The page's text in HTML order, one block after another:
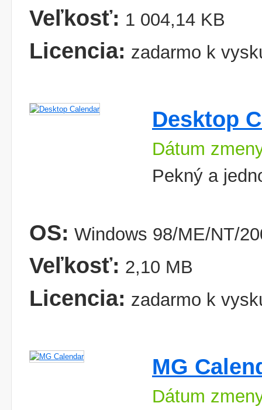
Veľkosť: 1 004,14 KB
Licencia: zadarmo k
Desktop
Dátum
Pekný a
OS: Windows 98/ME/NT/
Veľkosť: 2,10 MB
Licencia: zadarmo k
MG
Dátum